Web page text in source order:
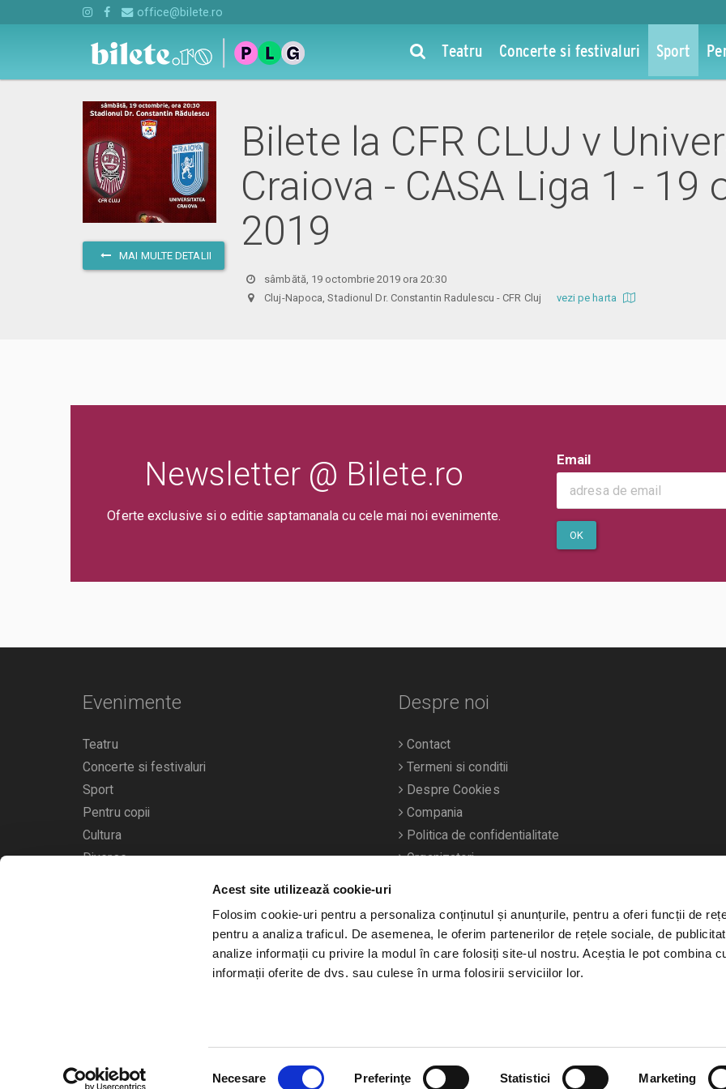
Acest site utilizează cookie-uri
Folosim cookie-uri pentru a personaliza conținutul și anunțurile, pentru a oferi funcții de
pentru a analiza traficul. De asemenea, le oferim partenerilor de rețele sociale, de
analize informații cu privire la modul în care folosiți site-ul nostru. Aceștia le pot combina
informații oferite de dvs. sau culese în urma folosirii serviciilor lor.
Necesare Preferinţe Statistici Marketing
office@bilete.ro
Teatru Concerte si festivaluri Sport
MAI MULTE DETALII
Bilete la CFR CLUJ v
Craiova - CASA Liga 1 - 19
2019
sâmbătă, 19 octombrie 2019 ora 20:30
Cluj-Napoca, Stadionul Dr. Constantin Radulescu - CFR Cluj vezi pe harta
Newsletter @ Bilete.ro
Oferte exclusive si o editie saptamanala cu cele mai noi evenimente.
Email
OK
Evenimente
Teatru
Concerte si festivaluri
Sport
Pentru copii
Cultura
Diverse
Calendarul evenimentelor
Despre noi
Contact
Termeni si conditii
Despre Cookies
Compania
Politica de confidentialitate
Organizatori
Bilete.ro
A.N.P.C.
O.D.R.